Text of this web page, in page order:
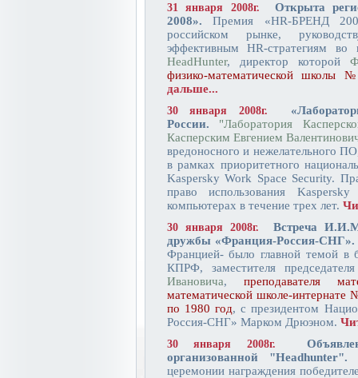
31 января 2008г.
Открыта
2008». Премия «HR-БРЕНД
российском рынке,
эффективным HR-стратегиям
HeadHunter, директор которой
физико-математической
дальше...
30 января 2008г.
России.
"Лаборатория
Касперским Евгением
вредоносного и нежелательного
в рамках приоритетного
Kaspersky Work Space Security.
право использования
компьютерах в течение трех лет.
30 января 2008г.
Встреча
дружбы «Франция-Россия-СНГ».
Францией- было главной темой в
КПРФ, заместителя
Ивановича, преподавателя
математической школе-
по 1980 год, с президентом
Россия-СНГ» Марком Дрюэном.
30 января 2008г.
организованной "Headhunter".
церемонии награждения